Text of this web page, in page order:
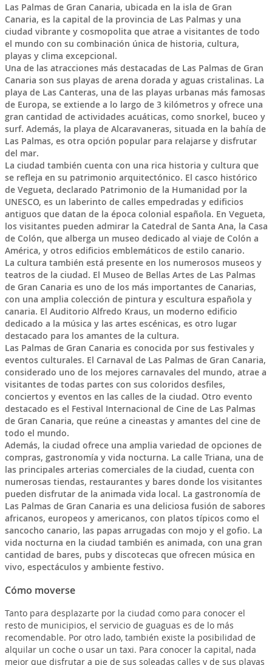
Las Palmas de Gran Canaria, ubicada en la isla de Gran
Canaria, es la capital de la provincia de Las Palmas y una
ciudad vibrante y cosmopolita que atrae a visitantes de todo
el mundo con su combinación única de historia, cultura,
playas y clima excepcional.
Una de las atracciones más destacadas de Las Palmas de Gran
Canaria son sus playas de arena dorada y aguas cristalinas. La
playa de Las Canteras, una de las playas urbanas más famosas
de Europa, se extiende a lo largo de 3 kilómetros y ofrece una
gran cantidad de actividades acuáticas, como snorkel, buceo y
surf. Además, la playa de Alcaravaneras, situada en la bahía de
Las Palmas, es otra opción popular para relajarse y disfrutar
del mar.
La ciudad también cuenta con una rica historia y cultura que
se refleja en su patrimonio arquitectónico. El casco histórico
de Vegueta, declarado Patrimonio de la Humanidad por la
UNESCO, es un laberinto de calles empedradas y edificios
antiguos que datan de la época colonial española. En Vegueta,
los visitantes pueden admirar la Catedral de Santa Ana, la Casa
de Colón, que alberga un museo dedicado al viaje de Colón a
América, y otros edificios emblemáticos de estilo canario.
La cultura también está presente en los numerosos museos y
teatros de la ciudad. El Museo de Bellas Artes de Las Palmas
de Gran Canaria es uno de los más importantes de Canarias,
con una amplia colección de pintura y escultura española y
canaria. El Auditorio Alfredo Kraus, un moderno edificio
dedicado a la música y las artes escénicas, es otro lugar
destacado para los amantes de la cultura.
Las Palmas de Gran Canaria es conocida por sus festivales y
eventos culturales. El Carnaval de Las Palmas de Gran Canaria,
considerado uno de los mejores carnavales del mundo, atrae a
visitantes de todas partes con sus coloridos desfiles,
conciertos y eventos en las calles de la ciudad. Otro evento
destacado es el Festival Internacional de Cine de Las Palmas
de Gran Canaria, que reúne a cineastas y amantes del cine de
todo el mundo.
Además, la ciudad ofrece una amplia variedad de opciones de
compras, gastronomía y vida nocturna. La calle Triana, una de
las principales arterias comerciales de la ciudad, cuenta con
numerosas tiendas, restaurantes y bares donde los visitantes
pueden disfrutar de la animada vida local. La gastronomía de
Las Palmas de Gran Canaria es una deliciosa fusión de sabores
africanos, europeos y americanos, con platos típicos como el
sancocho canario, las papas arrugadas con mojo y el gofio. La
vida nocturna en la ciudad también es animada, con una gran
cantidad de bares, pubs y discotecas que ofrecen música en
vivo, espectáculos y ambiente festivo.
Cómo moverse
Tanto para desplazarte por la ciudad como para conocer el
resto de municipios, el servicio de guaguas es de lo más
recomendable. Por otro lado, también existe la posibilidad de
alquilar un coche o usar un taxi. Para conocer la capital, nada
mejor que disfrutar a pie de sus soleadas calles y de sus playas